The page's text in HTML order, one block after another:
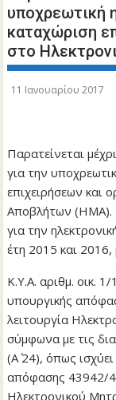
υποχρεωτική
καταχώριση
στο
11 Ιανουαρίου 2017
Παρατείνεται
για την
επιχειρήσεων και
Αποβλήτων (ΗΜΑ).
για την
έτη 2015 και
Κ.Υ.Α. αριθμ. οικ.
υπουργικής
λειτουργία
σύμφωνα με τις
(Α΄ 24), όπως
απόφασης 43942/
Ηλεκτρονικού